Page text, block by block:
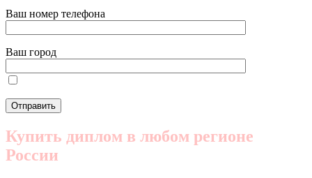
Ваш номер телефона
Ваш город
Купить диплом в любом регионе
России